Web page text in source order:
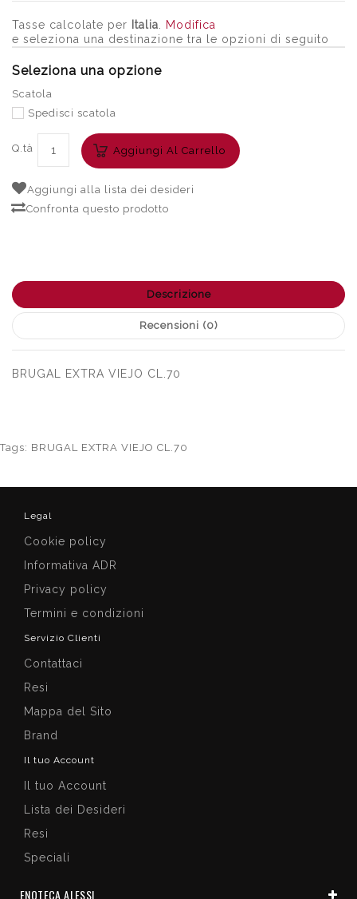
Tasse calcolate per Italia
Modifica
e seleziona una destinazione tra le opzioni di seguito
Seleziona una opzione
Scatola
Spedisci scatola
Q.tà Aggiungi Al Carrello
Aggiungi alla lista dei desideri
Confronta questo prodotto
Descrizione
Recensioni (0)
BRUGAL EXTRA VIEJO CL.70
Tags: BRUGAL EXTRA VIEJO CL.70
Legal
Cookie policy
Informativa ADR
Privacy policy
Termini e condizioni
Servizio Clienti
Contattaci
Resi
Mappa del Sito
Brand
Il tuo Account
Il tuo Account
Lista dei Desideri
Resi
Speciali
ENOTECA ALESSI